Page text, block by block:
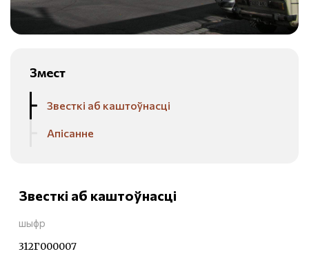
Змест
Звесткі аб каштоўнасці
Апісанне
Звесткі аб каштоўнасці
шыфр
312Г000007